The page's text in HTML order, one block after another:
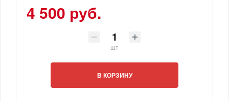
4 500 руб.
шт
В КОРЗИНУ